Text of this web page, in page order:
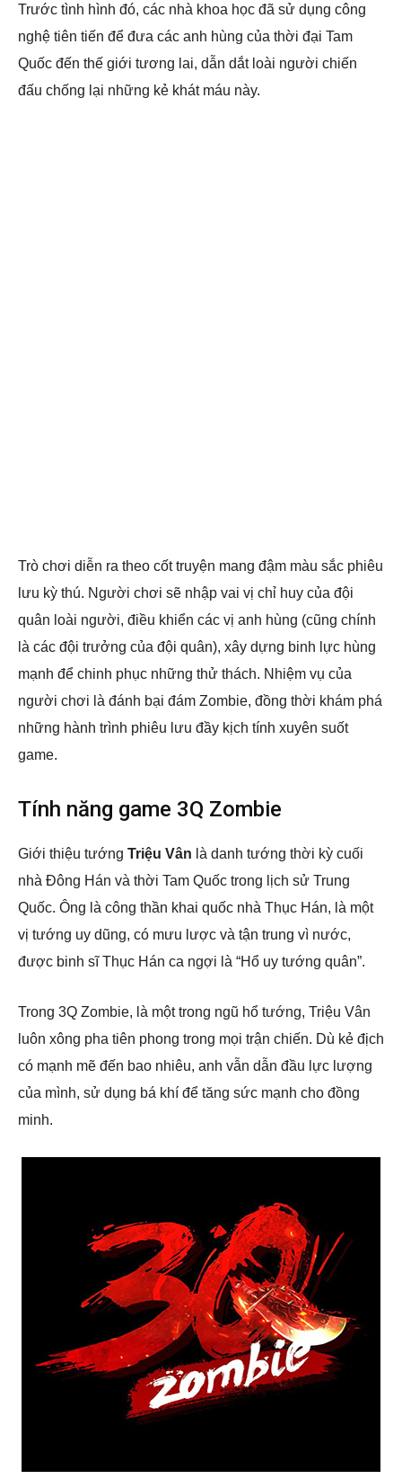
Trước tình hình đó, các nhà khoa học đã sử dụng công
nghệ tiên tiến để đưa các anh hùng của thời đại Tam
Quốc đến thế giới tương lai, dẫn dắt loài người chiến
đấu chống lại những kẻ khát máu này.
Trò chơi diễn ra theo cốt truyện mang đậm màu sắc phiêu
lưu kỳ thú. Người chơi sẽ nhập vai vị chỉ huy của đội
quân loài người, điều khiển các vị anh hùng (cũng chính
là các đội trưởng của đội quân), xây dựng binh lực hùng
mạnh để chinh phục những thử thách. Nhiệm vụ của
người chơi là đánh bại đám Zombie, đồng thời khám phá
những hành trình phiêu lưu đầy kịch tính xuyên suốt
game.
Tính năng game 3Q Zombie
Giới thiệu tướng Triệu Vân là danh tướng thời kỳ cuối
nhà Đông Hán và thời Tam Quốc trong lịch sử Trung
Quốc. Ông là công thần khai quốc nhà Thục Hán, là một
vị tướng uy dũng, có mưu lược và tận trung vì nước,
được binh sĩ Thục Hán ca ngợi là “Hổ uy tướng quân”.
Trong 3Q Zombie, là một trong ngũ hổ tướng, Triệu Vân
luôn xông pha tiên phong trong mọi trận chiến. Dù kẻ địch
có mạnh mẽ đến bao nhiêu, anh vẫn dẫn đầu lực lượng
của mình, sử dụng bá khí để tăng sức mạnh cho đồng
minh.